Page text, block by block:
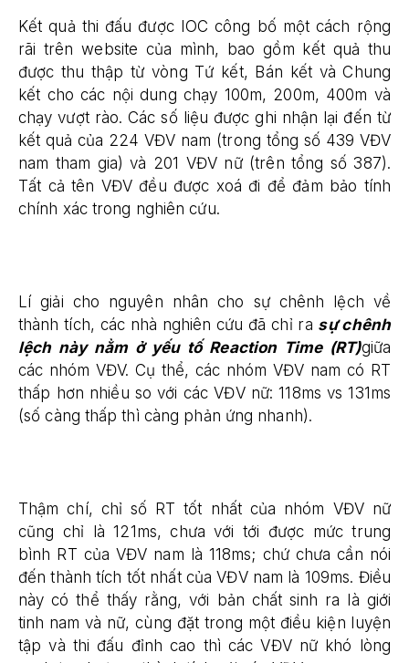
Kết quả thi đấu được IOC công bố một cách rộng
rãi trên website của mình, bao gồm kết quả thu
được thu thập từ vòng Tứ kết, Bán kết và Chung
kết cho các nội dung chạy 100m, 200m, 400m và
chạy vượt rào. Các số liệu được ghi nhận lại đến từ
kết quả của 224 VĐV nam (trong tổng số 439 VĐV
nam tham gia) và 201 VĐV nữ (trên tổng số 387).
Tất cả tên VĐV đều được xoá đi để đảm bảo tính
chính xác trong nghiên cứu.
Lí giải cho nguyên nhân cho sự chênh lệch về
thành tích, các nhà nghiên cứu đã chỉ ra sự chênh
lệch này nằm ở yếu tố Reaction Time (RT)giữa
các nhóm VĐV. Cụ thể, các nhóm VĐV nam có RT
thấp hơn nhiều so với các VĐV nữ: 118ms vs 131ms
(số càng thấp thì càng phản ứng nhanh).
Thậm chí, chỉ số RT tốt nhất của nhóm VĐV nữ
cũng chỉ là 121ms, chưa với tới được mức trung
bình RT của VĐV nam là 118ms; chứ chưa cần nói
đến thành tích tốt nhất của VĐV nam là 109ms. Điều
này có thể thấy rằng, với bản chất sinh ra là giới
tinh nam và nữ, cùng đặt trong một điều kiện luyện
tập và thi đấu đỉnh cao thì các VĐV nữ khó lòng